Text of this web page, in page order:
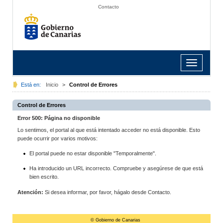
Contacto
Toggle
navigation
Está en: Inicio > Control de Errores
Control de Errores
Error 500: Página no disponible
Lo sentimos, el portal al que está intentado acceder no está disponible. Esto
puede ocurrir por varios motivos:
El portal puede no estar disponible "Temporalmente".
Ha introducido un URL incorrecto. Compruebe y asegúrese de que está
bien escrito.
Atención: Si desea informar, por favor, hágalo desde Contacto.
© Gobierno de Canarias